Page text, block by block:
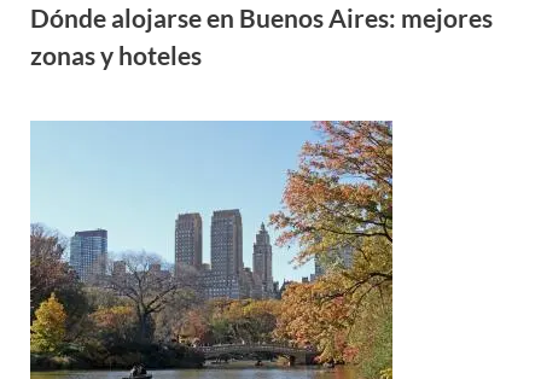
Dónde alojarse en Buenos Aires: mejores
zonas y hoteles